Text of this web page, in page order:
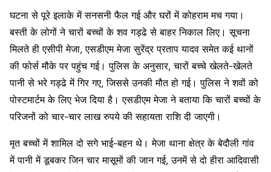
घटना से पूरे इलाके में सनसनी फैल गई और घरों में कोहराम मच गया।
बस्ती के लोगों ने चारों बच्चों के शव गड्ढे से बाहर निकाल लिए। सूचना
मिलते ही एसीपी मेजा, एसडीएम मेजा सुरेंद्र प्रताप यादव समेत कई थानों
की फोर्स मौके पर पहुंच गई। पुलिस के अनुसार, चारों बच्चे खेलते-खेलते
पानी से भरे गड्ढे में गिर गए, जिससे उनकी मौत हो गई। पुलिस ने शवों को
पोस्टमार्टम के लिए भेज दिया है। एसडीएम मेजा ने बताया कि चारों बच्चों के
परिजनों को चार-चार लाख रुपये की सहायता राशि दी जाएगी।
मृत बच्चों में शामिल दो सगे भाई-बहन थे। मेजा थाना क्षेत्र के बेदौली गांव
में पानी में डूबकर जिन चार मासूमों की जान गई, उनमें से दो हीरा आदिवासी